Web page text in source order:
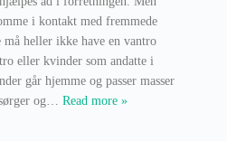
i kontakt med fremmede
heller ikke have en vantro
eller kvinder som andatte i
går hjemme og passer masser
og… Read more »